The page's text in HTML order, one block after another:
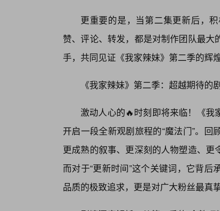
更重要的是，当第二集更新后，
赞、评论、转发，都是对制作团队最
手，共同见证《我家辣妹》第二季的辉
《我家辣妹》第二季：超越期待的
激动人心的🔥时刻即将来临！《
开启一段全新观剧旅程的“魔法门”。
更成熟的叙事、更深刻的人物塑造、
而对于“更新时间”这个关键词，它背
品质的极致追求，更是对广大粉丝最真